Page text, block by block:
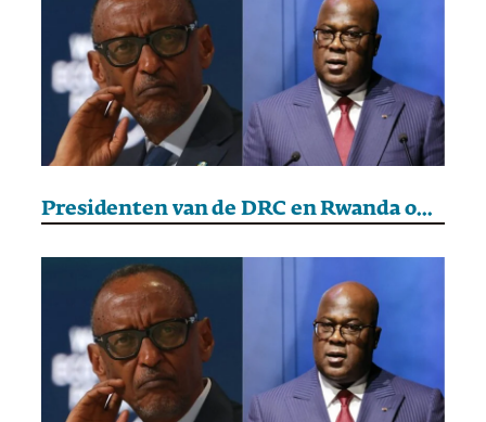
Presidenten van de DRC en Rwanda ontmoeten elkaar in Doha om vrede te bespreken